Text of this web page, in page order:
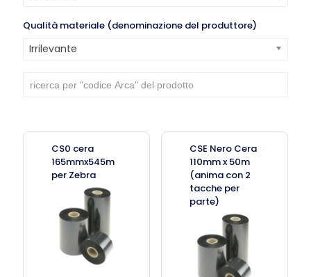
Qualità materiale (denominazione del produttore)
Irrilevante
CS0 cera
165mmx545m
per Zebra
CSE Nero Cera
110mm x 50m
(anima con 2
tacche per
parte)